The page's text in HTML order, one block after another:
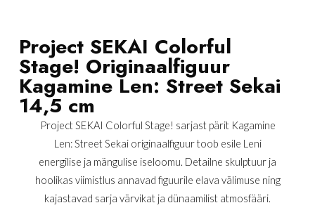
Project SEKAI Colorful
Stage! Originaalfiguur
Kagamine Len: Street Sekai
14,5 cm
Project SEKAI Colorful Stage! sarjast pärit Kagamine
Len: Street Sekai originaalfiguur toob esile Leni
energilise ja mängulise iseloomu. Detailne skulptuur ja
hoolikas viimistlus annavad figuurile elava välimuse ning
kajastavad sarja värvikat ja dünaamilist atmosfääri.